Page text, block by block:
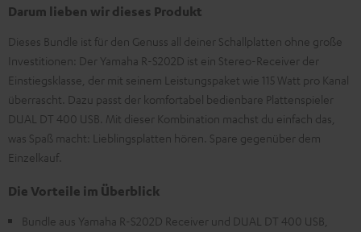
Darum lieben wir dieses Produkt
Dieses Bundle ist für den Genuss all deiner Schallplatten ohne große
Investitionen: Der Yamaha R-S202D ist ein Stereo-Receiver der
Einstiegsklasse, der mit seinem Leistungspaket wie 115 Watt pro Kanal
überrascht. Dazu passt der komfortabel bedienbare Plattenspieler
DUAL DT 400 USB. Mit dieser Kombination machst du einfach das,
was Spaß macht: Lieblingsplatten hören. Spare gegenüber dem
Einzelkauf.
Die Vorteile im Überblick
Bundle aus Yamaha R-S202D Receiver und DUAL DT 400 USB,